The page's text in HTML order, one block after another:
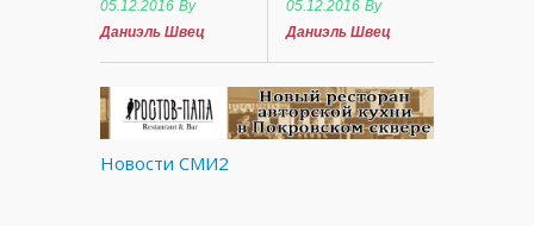
05.12.2016 By
Даниэль Швец
05.12.2016 By
Даниэль Швец
Новости СМИ2